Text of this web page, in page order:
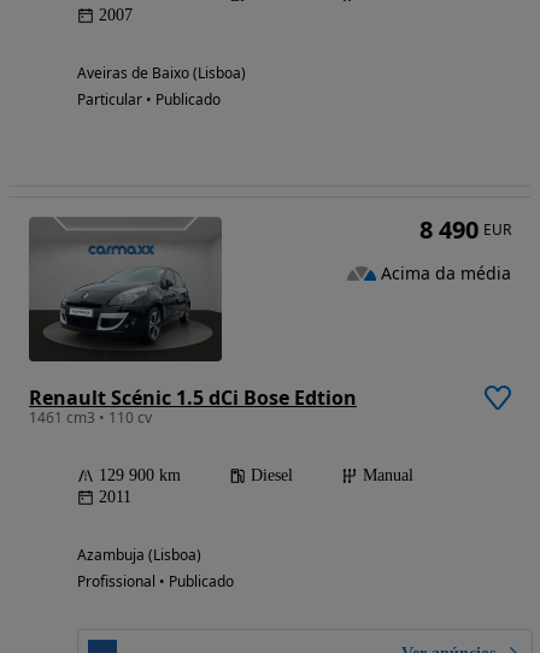
2007
Aveiras de Baixo (Lisboa)
Particular • Publicado
Renault Scénic 1.5 dCi Bose Edtion
1461 cm3 • 110 cv
129 900 km Diesel
Manual
2011
Azambuja (Lisboa)
Profissional • Publicado
8 490 EUR
Acima da média